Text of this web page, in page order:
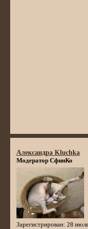
Александра Kluchka
Модератор СфинКо
Зарегистрирован: 28